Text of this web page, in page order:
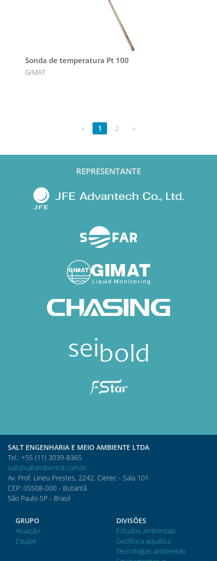
Sonda de temperatura Pt 100
GIMAT
« 1 2 »
REPRESENTANTE
SALT ENGENHARIA E MEIO AMBIENTE LTDA
Tel.: +55 (11) 3039-8365
salt@saltambiental.com.br
Av. Prof. Lineu Prestes, 2242, Cietec - Sala 101
CEP: 05508-000 - Butantã
São Paulo-SP - Brasil
GRUPO
Atuação
Equipe
DIVISÕES
Estudos ambientais
Geofísica aquática
Tecnologias ambientais